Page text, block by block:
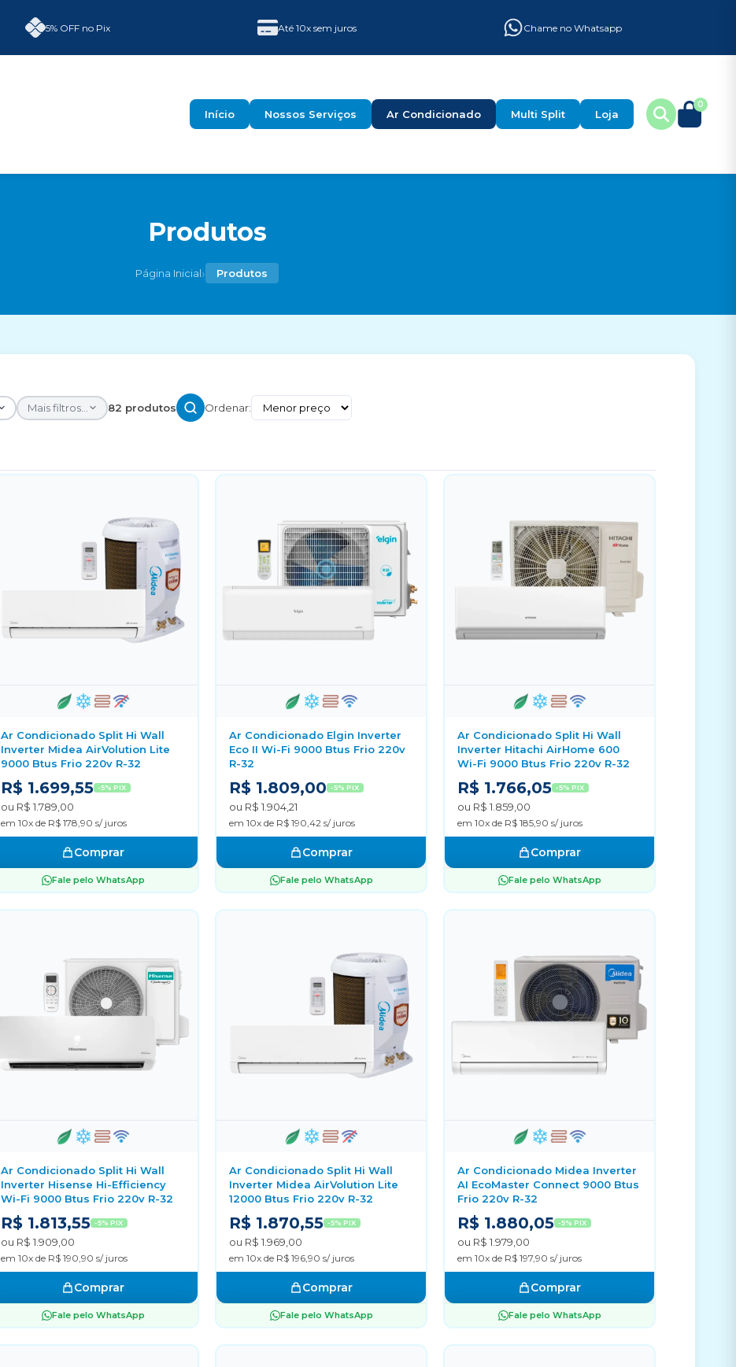
5% OFF no Pix Até 10x sem juros Chame no Whatsapp
Início Nossos Serviços Ar Condicionado Multi Split Loja
0
Produtos
Página Inicial› Produtos
Mais filtros... 82 produtos Ordenar:
Ar Condicionado Split Hi Wall
Inverter Midea AirVolution Lite
9000 Btus Frio 220v R-32
R$ 1.699,55 -5% PIX
ou R$ 1.789,00
em 10x de R$ 178,90 s/ juros
Comprar
Fale pelo WhatsApp
Ar Condicionado Elgin Inverter
Eco II Wi-Fi 9000 Btus Frio 220v
R-32
R$ 1.809,00 -5% PIX
ou R$ 1.904,21
em 10x de R$ 190,42 s/ juros
Comprar
Fale pelo WhatsApp
Ar Condicionado Split Hi Wall
Inverter Hitachi AirHome 600
Wi-Fi 9000 Btus Frio 220v R-32
R$ 1.766,05 -5% PIX
ou R$ 1.859,00
em 10x de R$ 185,90 s/ juros
Comprar
Fale pelo WhatsApp
Ar Condicionado Split Hi Wall
Inverter Hisense Hi-Efficiency
Wi-Fi 9000 Btus Frio 220v R-32
R$ 1.813,55 -5% PIX
ou R$ 1.909,00
em 10x de R$ 190,90 s/ juros
Comprar
Fale pelo WhatsApp
Ar Condicionado Split Hi Wall
Inverter Midea AirVolution Lite
12000 Btus Frio 220v R-32
R$ 1.870,55 -5% PIX
ou R$ 1.969,00
em 10x de R$ 196,90 s/ juros
Comprar
Fale pelo WhatsApp
Ar Condicionado Midea Inverter
AI EcoMaster Connect 9000 Btus
Frio 220v R-32
R$ 1.880,05 -5% PIX
ou R$ 1.979,00
em 10x de R$ 197,90 s/ juros
Comprar
Fale pelo WhatsApp